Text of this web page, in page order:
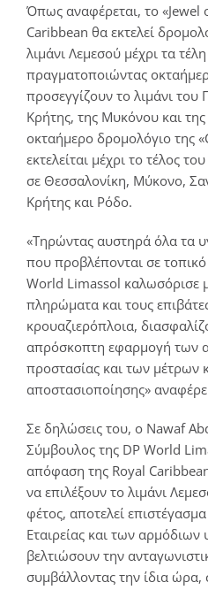
Όπως αναφέρεται, το «Jewel
Caribbean θα εκτελεί
λιμάνι Λεμεσού μέχρι τα
πραγματοποιώντας
προσεγγίζουν το λιμάνι του
Κρήτης, της Μυκόνου και
οκταήμερο δρομολόγιο της
εκτελείται μέχρι το τέλος
σε Θεσσαλονίκη, Μύκονο,
Κρήτης και Ρόδο.
«Τηρώντας αυστηρά όλα τα
που προβλέπονται σε τοπικό
World Limassol καλωσόρισε
πληρώματα και τους
κρουαζιερόπλοια,
απρόσκοπτη εφαρμογή των
προστασίας και των μέτρων
αποστασιοποίησης»
Σε δηλώσεις του, ο Nawaf
Σύμβουλος της DP World
απόφαση της Royal
να επιλέξουν το λιμάνι
φέτος, αποτελεί
Εταιρείας και των
βελτιώσουν την
συμβάλλοντας την ίδια